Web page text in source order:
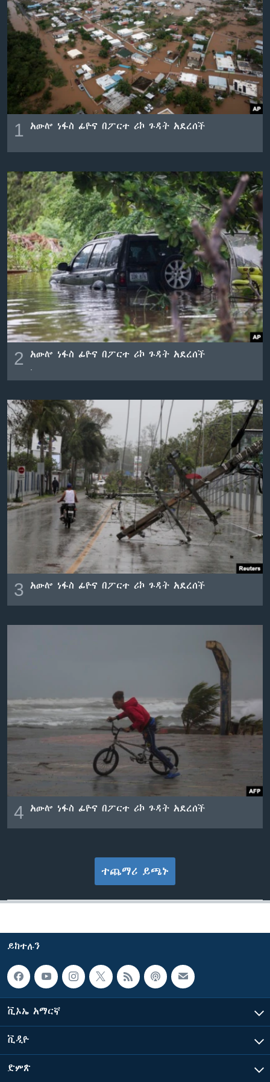
ቋንቋዎች
1 አውሎ ነፋስ ፊዮና በፖርተ ሪኮ ጉዳት አደረሰች
2
አውሎ ነፋስ ፊዮና በፖርተ ሪኮ ጉዳት አደረሰች
.
3 አውሎ ነፋስ ፊዮና በፖርተ ሪኮ ጉዳት አደረሰች
4 አውሎ ነፋስ ፊዮና በፖርተ ሪኮ ጉዳት አደረሰች
ተጨማሪ ይጫኑ
ይከተሉን
ቪኦኤ አማርኛ
ቪዲዮ
ድምጽ